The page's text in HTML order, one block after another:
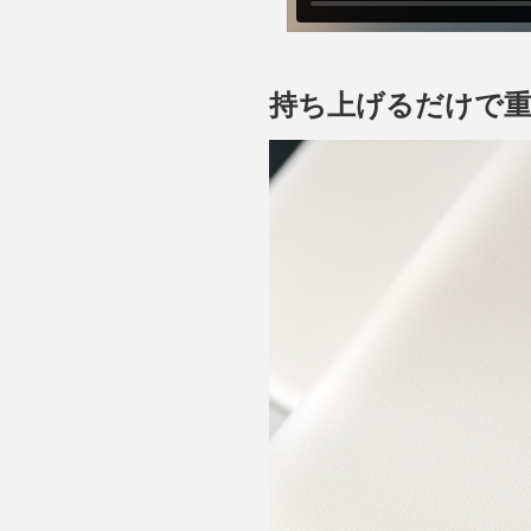
持ち上げるだけで